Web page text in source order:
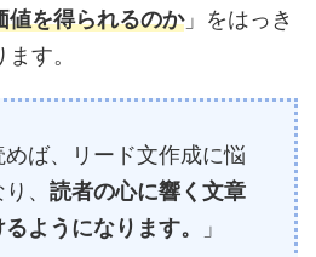
値を得られるのか」をはっき
す。
めば、リード文作成に悩
、 読者の心に響く文章
ようになります。
」